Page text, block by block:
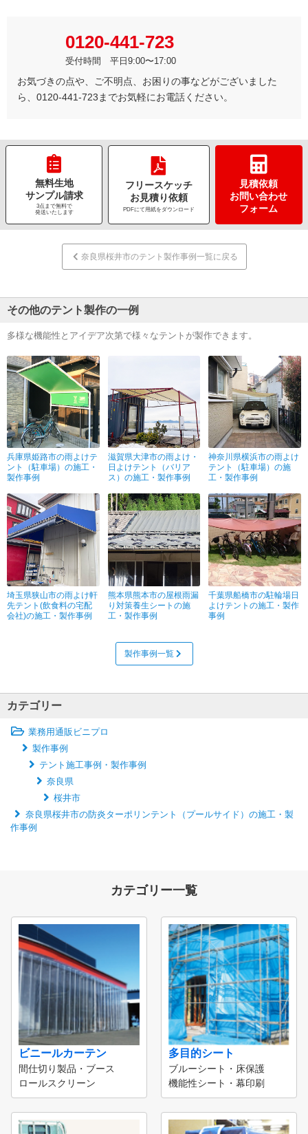
0120-441-723
受付時間 平日9:00〜17:00
お気づきの点や、ご不明点、お困りの事などがございました
ら、0120-441-723までお気軽にお電話ください。
無料生地
サンプル請求
3点まで無料で
発送いたします
フリースケッチ
お見積り依頼
PDFにて用紙をダウンロード
見積依頼
お問い合わせ
フォーム
奈良県桜井市のテント製作事例一覧に戻る
その他のテント製作の一例
多様な機能性とアイデア次第で様々なテントが製作できます。
兵庫県姫路市の雨よけテ
ント（駐車場）の施工・
製作事例
滋賀県大津市の雨よけ・
日よけテント（バリア
ス）の施工・製作事例
神奈川県横浜市の雨よけ
テント（駐車場）の施
工・製作事例
埼玉県狭山市の雨よけ軒
先テント(飲食料の宅配
会社)の施工・製作事例
熊本県熊本市の屋根雨漏
り対策養生シートの施
工・製作事例
千葉県船橋市の駐輪場日
よけテントの施工・製作
事例
製作事例一覧
カテゴリー
業務用通販ビニプロ
製作事例
テント施工事例・製作事例
奈良県
桜井市
奈良県桜井市の防炎ターポリンテント（プールサイド）の施工・製
作事例
カテゴリー一覧
ビニールカーテン
間仕切り製品・ブース
ロールスクリーン
多目的シート
ブルーシート・床保護
機能性シート・幕印刷